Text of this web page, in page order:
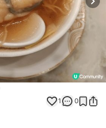
1 0